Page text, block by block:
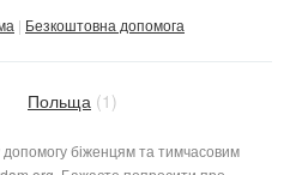
Безкоштовна допомога
Польща (1)
біженцям та тимчасовим